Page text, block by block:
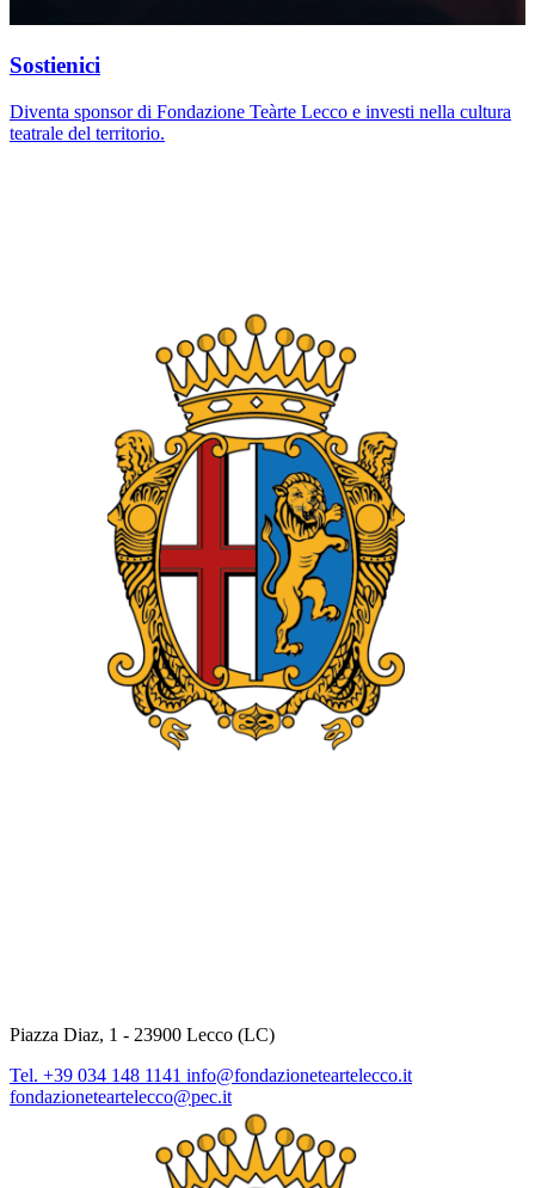
Sostienici
Diventa sponsor di Fondazione Teàrte Lecco e investi nella cultura
teatrale del territorio.
Piazza Diaz, 1 - 23900 Lecco (LC)
Tel. +39 034 148 1141 info@fondazioneteartelecco.it
fondazioneteartelecco@pec.it